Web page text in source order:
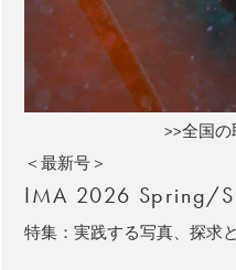
>>全国
＜最新号＞
IMA 2026 Spring/
特集：実践する写真、探求